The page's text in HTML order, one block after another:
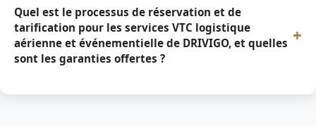
Quel est le processus de réservation et de
tarification pour les services VTC logistique
aérienne et événementielle de DRIVIGO, et quelles
sont les garanties offertes ?
+